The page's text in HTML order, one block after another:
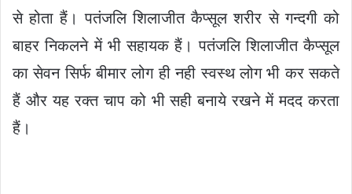
से होता हैं। पतंजलि शिलाजीत कैप्सूल शरीर से गन्दगी को
बाहर निकलने में भी सहायक हैं। पतंजलि शिलाजीत कैप्सूल
का सेवन सिर्फ बीमार लोग ही नही स्वस्थ लोग भी कर सकते
हैं और यह रक्त चाप को भी सही बनाये रखने में मदद करता
हैं।